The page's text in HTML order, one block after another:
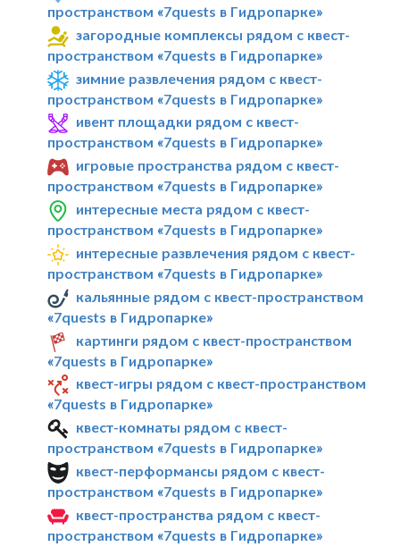
пространством «7quests в Гидропарке»
загородные комплексы рядом с квест-
пространством «7quests в Гидропарке»
зимние развлечения рядом с квест-
пространством «7quests в Гидропарке»
ивент площадки рядом с квест-
пространством «7quests в Гидропарке»
игровые пространства рядом с квест-
пространством «7quests в Гидропарке»
интересные места рядом с квест-
пространством «7quests в Гидропарке»
интересные развлечения рядом с квест-
пространством «7quests в Гидропарке»
кальянные рядом с квест-пространством
«7quests в Гидропарке»
картинги рядом с квест-пространством
«7quests в Гидропарке»
квест-игры рядом с квест-пространством
«7quests в Гидропарке»
квест-комнаты рядом с квест-
пространством «7quests в Гидропарке»
квест-перформансы рядом с квест-
пространством «7quests в Гидропарке»
квест-пространства рядом с квест-
пространством «7quests в Гидропарке»